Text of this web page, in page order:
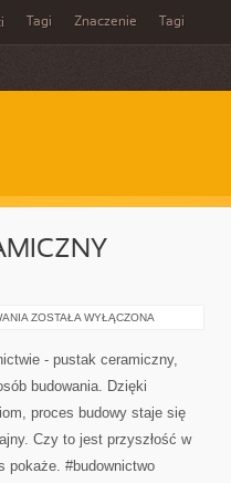
Tagi Znaczenie Tagi
–
NOWE
CERAMICZNY
–
W
ZOSTAŁA WYŁĄCZONA
- pustak ceramiczny,
budowania. Dzięki
proces budowy staje się
Czy to jest przyszłość w
pokaże. #budownictwo